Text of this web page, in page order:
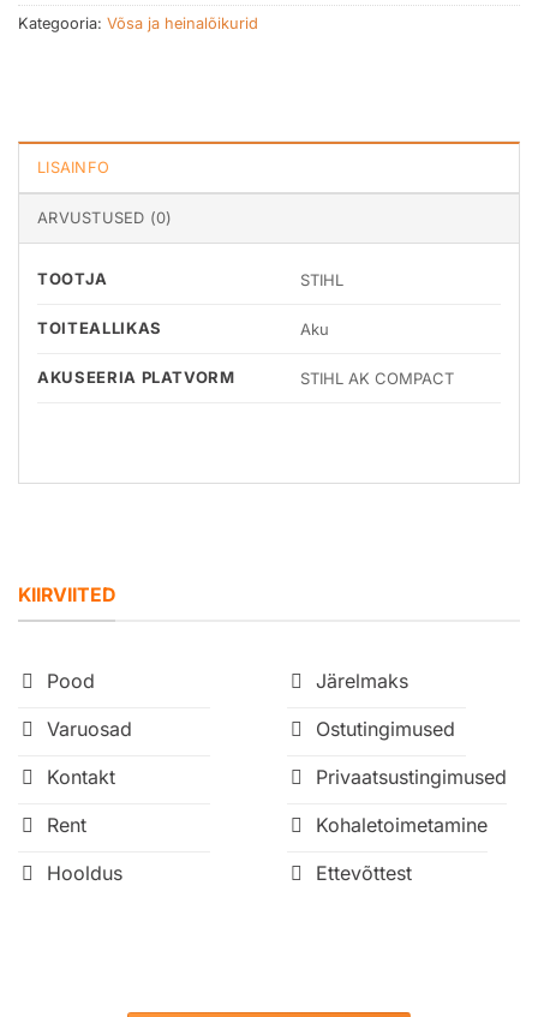
Kategooria: Võsa ja heinalõikurid
LISAINFO
ARVUSTUSED (0)
TOOTJA STIHL
TOITEALLIKAS Aku
AKUSEERIA PLATVORM STIHL AK COMPACT
KIIRVIITED
Pood
Varuosad
Kontakt
Rent
Hooldus
Järelmaks
Ostutingimused
Privaatsustingimused
Kohaletoimetamine
Ettevõttest